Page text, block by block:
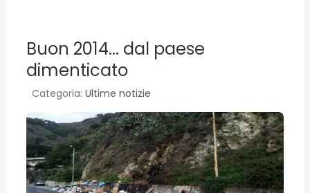
Buon 2014... dal paese
dimenticato
Categoria: Ultime notizie